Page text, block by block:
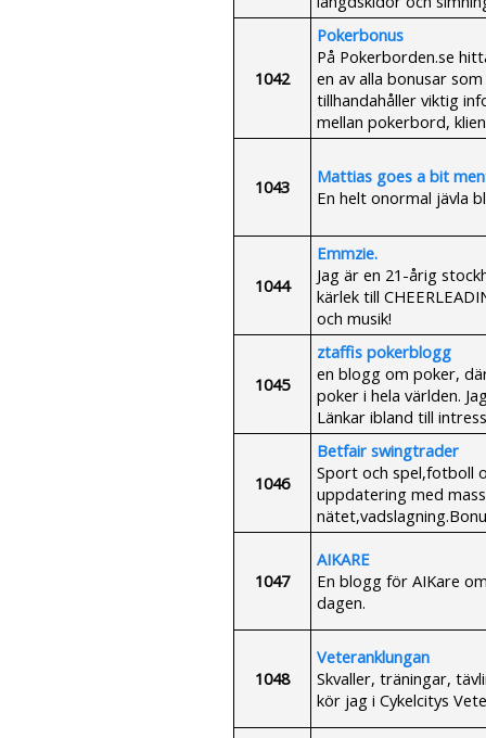
1042
Pokerbonus
På Pokerborden.se
en av alla bonusar
tillhandahåller viktig
mellan pokerbord,
1043
Mattias goes a bit
En helt onormal jävla
1044
Emmzie.
Jag är en 21-årig
kärlek till
och musik!
1045
ztaffis pokerblogg
en blogg om poker,
poker i hela världen.
Länkar ibland till
1046
Betfair swingtrader
Sport och spel,fotboll
uppdatering med
1047
AIKARE
En blogg för AIKare
dagen.
1048
Veteranklungan
Skvaller, träningar,
kör jag i Cykelcitys